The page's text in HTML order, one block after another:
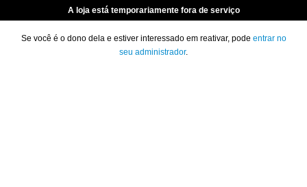
A loja está temporariamente fora de serviço
Se você é o dono dela e estiver interessado em reativar, pode entrar no
seu administrador.